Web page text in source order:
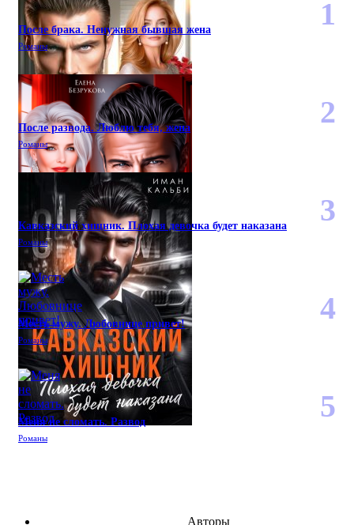
После брака. Ненужная бывшая жена
Романы
После развода. Люблю тебя, жена
Романы
Кавказский хищник. Плохая девочка будет наказана
Романы
Месть мужу. Любовнице привет!
Романы
Меня не сломать. Развод
Романы
Авторы